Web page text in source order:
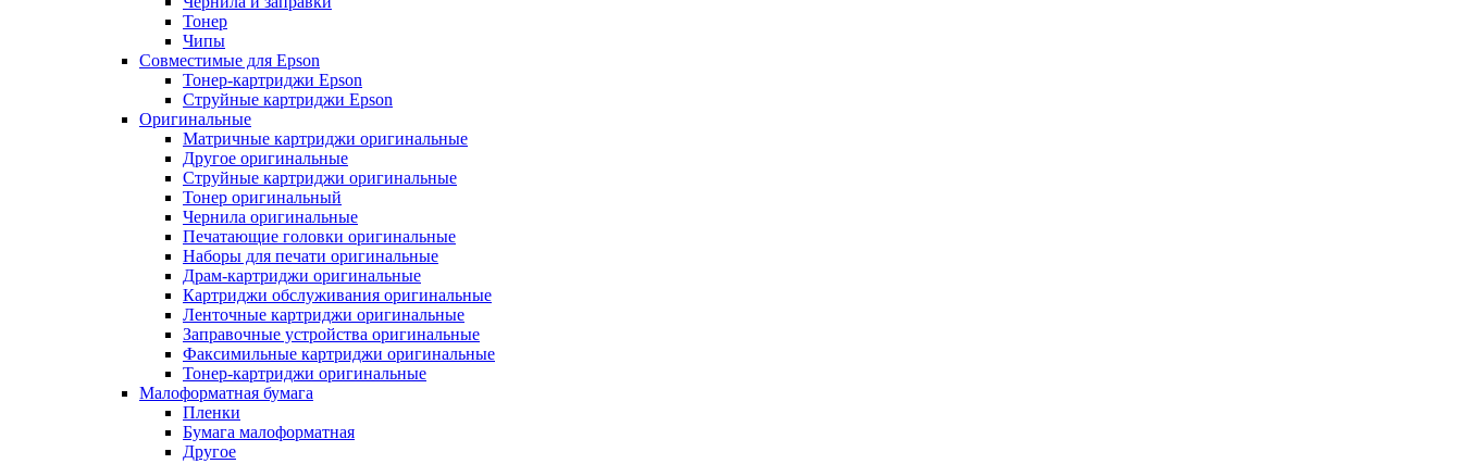
Тонер
Чипы
Совместимые для Epson
Тонер-картриджи Epson
Струйные картриджи Epson
Оригинальные
Матричные картриджи оригинальные
Другое оригинальные
Струйные картриджи оригинальные
Тонер оригинальный
Чернила оригинальные
Печатающие головки оригинальные
Наборы для печати оригинальные
Драм-картриджи оригинальные
Картриджи обслуживания оригинальные
Ленточные картриджи оригинальные
Заправочные устройства оригинальные
Факсимильные картриджи оригинальные
Тонер-картриджи оригинальные
Малоформатная бумага
Пленки
Бумага малоформатная
Другое